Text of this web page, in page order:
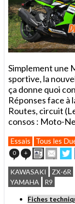
Simplement une
sportive, la
ça donne quoi
Réponses face à
Routes, circuit
consos : Moto-
Essais Tous les
0 + Imprimer
cet
article
à
un
ami
sur
KAWASAKI
ZX-6R
YAMAHA
R9
Fiches